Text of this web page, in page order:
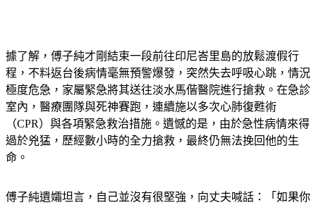
據了解，傅子純才剛結束一段前往印尼峇里島的放鬆渡假行
程，不料返台後病情毫無預警爆發，突然失去呼吸心跳，情況
極度危急，家屬緊急將其送往淡水馬偕醫院進行搶救。在急診
室內，醫療團隊與死神賽跑，連續施以多次心肺復甦術
（CPR）與各項緊急救治措施。遺憾的是，由於急性病情來得
過於兇猛，歷經數小時的全力搶救，最終仍無法挽回他的生
命。
傅子純遺孀坦言，自己並沒有很堅強，向丈夫喊話：「如果你